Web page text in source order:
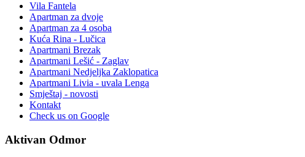
Vila Fantela
Apartman za dvoje
Apartman za 4 osoba
Kuća Rina - Lučica
Apartmani Brezak
Apartmani Lešić - Zaglav
Apartmani Nedjeljka Zaklopatica
Apartmani Livia - uvala Lenga
Smještaj - novosti
Kontakt
Check us on Google
Aktivan Odmor